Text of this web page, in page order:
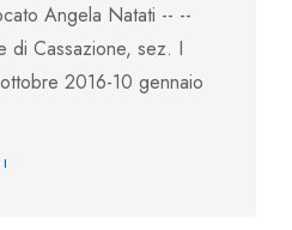
Angela Natati -- --
di Cassazione, sez. I
2016-10 gennaio